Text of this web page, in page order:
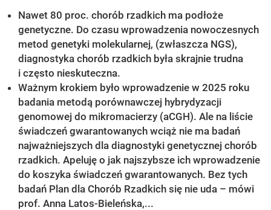
Nawet 80 proc. chorób rzadkich ma podłoże
genetyczne. Do czasu wprowadzenia nowoczesnych
metod genetyki molekularnej, (zwłaszcza NGS),
diagnostyka chorób rzadkich była skrajnie trudna
i często nieskuteczna.
Ważnym krokiem było wprowadzenie w 2025 roku
badania metodą porównawczej hybrydyzacji
genomowej do mikromacierzy (aCGH). Ale na liście
świadczeń gwarantowanych wciąż nie ma badań
najważniejszych dla diagnostyki genetycznej chorób
rzadkich. Apeluję o jak najszybsze ich wprowadzenie
do koszyka świadczeń gwarantowanych. Bez tych
badań Plan dla Chorób Rzadkich się nie uda – mówi
prof. Anna Latos-Bieleńska,...